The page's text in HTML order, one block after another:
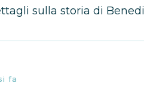
sulla storia di
fa